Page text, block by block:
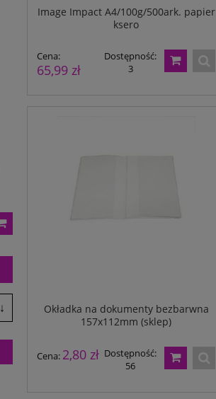
↓
Image Impact A4/100g/500ark. papier
ksero
Cena:
65,99 zł
Dostępność:
3
Okładka na dokumenty bezbarwna
157x112mm (sklep)
Cena: 2,80 zł Dostępność:
56